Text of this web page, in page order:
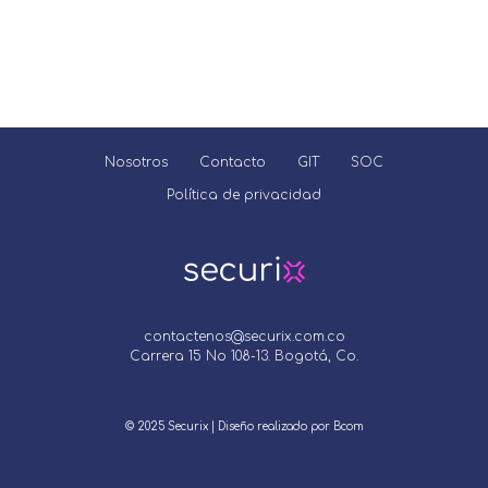
Nosotros Contacto GIT SOC
Política de privacidad
contactenos@securix.com.co
Carrera 15 No 108-13. Bogotá, Co.
© 2025 Securix | Diseño realizado por Bcom